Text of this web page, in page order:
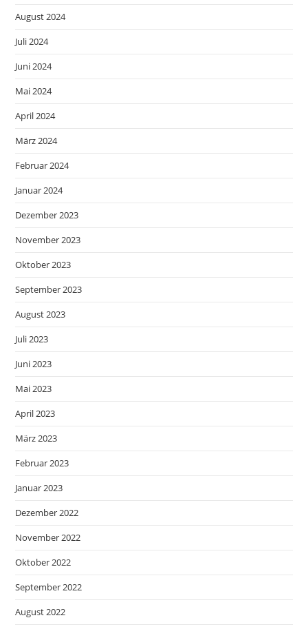
August 2024
Juli 2024
Juni 2024
Mai 2024
April 2024
März 2024
Februar 2024
Januar 2024
Dezember 2023
November 2023
Oktober 2023
September 2023
August 2023
Juli 2023
Juni 2023
Mai 2023
April 2023
März 2023
Februar 2023
Januar 2023
Dezember 2022
November 2022
Oktober 2022
September 2022
August 2022